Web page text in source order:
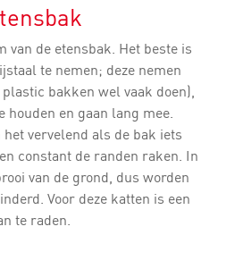
van de etensbak. Het beste is
te nemen; deze nemen
bakken wel vaak doen),
en gaan lang mee.
vervelend als de bak iets
constant de randen raken. In
van de grond, dus worden
Voor deze katten is een
te raden.